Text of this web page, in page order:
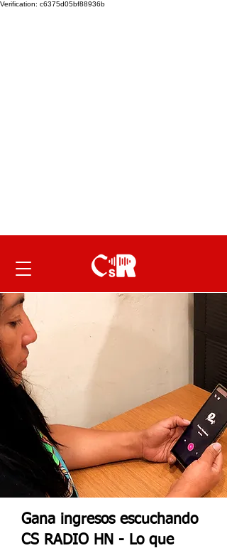
Verification: c6375d05bf88936b
Gana ingresos escuchando
CS RADIO HN - Lo que